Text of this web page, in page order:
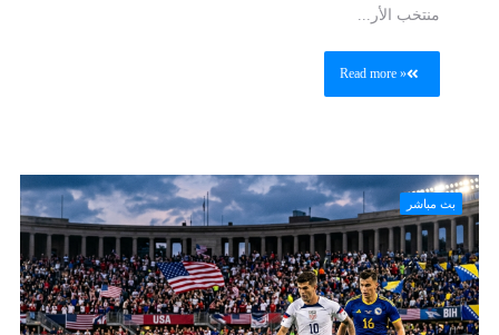
منتخب الأر...
Read more »
بث مباشر